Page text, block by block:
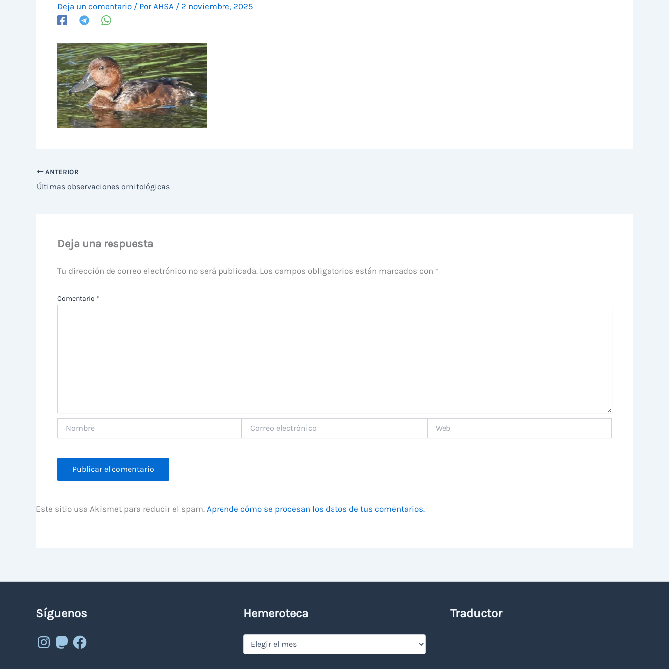
Deja un comentario / Por AHSA / 2 noviembre, 2025
ANTERIOR
Últimas observaciones ornitológicas
Deja una respuesta
Tu dirección de correo electrónico no será publicada. Los campos obligatorios están marcados con *
Comentario *
electrónico
Este sitio usa Akismet para reducir el spam. Aprende cómo se procesan los datos de tus comentarios.
Síguenos
Instagram
MastodonFacebook
Hemeroteca
Hemeroteca
Traductor